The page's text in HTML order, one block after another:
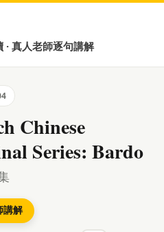
· 真人老師逐句講解
Chinese
Series: Bardo
講解